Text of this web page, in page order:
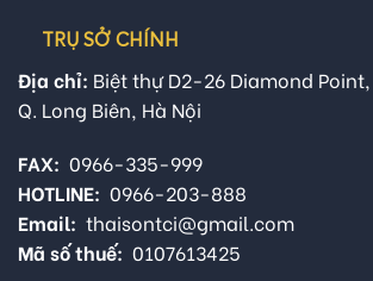
TRỤ SỞ CHÍNH
Địa chỉ: Biệt thự D2-26 Diamond Point,
Q. Long Biên, Hà Nội
FAX: 0966-335-999
HOTLINE: 0966-203-888
Email: thaisontci@gmail.com
Mã số thuế: 0107613425